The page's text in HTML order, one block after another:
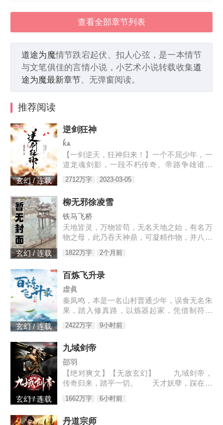
查看全部章节列表
道途为魔情节跌宕起伏、扣人心弦，是一本情节
与文笔俱佳的言情小说，小艺术小说转载收集道
途为魔最新章节、无弹窗阅读。
推荐阅读
玄幻 / 连载
逆剑狂神
kͬѧ
【一剑逆天，狂神归来！】一个不屈少年，一
道龙魂剑影，一段不朽传奇。帝路争雄谁为
峰，唯我林轩傲苍生！3w471-25091
2712万字 2023-03-05
玄幻 / 连载
柳无邪徐凌雪
铁马飞桥
天地皆灵，万物皆苟，无名天地之始，有名万
物之母，此乃吞天神鼎，可凝精作物，并八荒
神，踏天之路！
1822万字 2个月前
玄幻 / 连载
百炼飞升录
虚眞
秦凤鸣，本是一名山村普通少年，误食无名朱
果，踏入修真路，以炼器起家，凭借制符天
赋，只身闯荡荆棘密布的修仙界，本一切都顺
利非常，但却是有一难料之事发生在了他身
2422万字 9小时前
玄幻 / 连载
九域剑帝
邵羽
【绝对爽文】【无敌玄幻】 九域剑帝，
传奇归来，踏平一切。 天才妖孽，踩在脚
不犯人，人若犯我，灭他九族。 3w0-176
1662万字 6小时前
丹道宗师